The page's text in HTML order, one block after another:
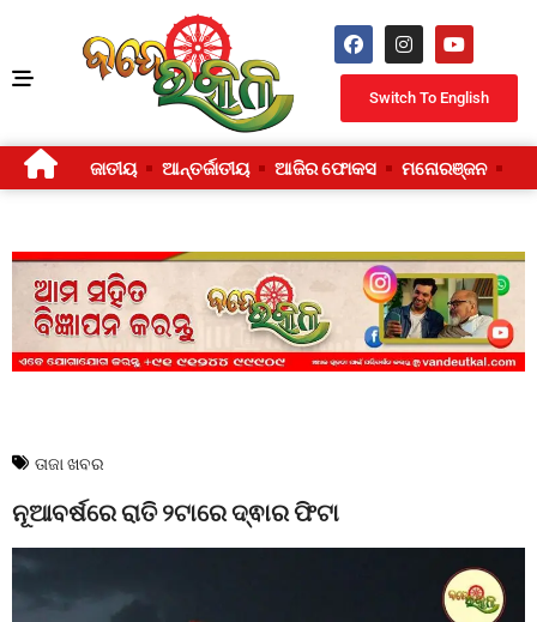
Switch To English
ଜାତୀୟ ଆନ୍ତର୍ଜାତୀୟ ଆଜିର ଫୋକସ ମନୋରଞ୍ଜନ
ତାଜା ଖବର
ନୂଆବର୍ଷରେ ରାତି ୨ଟାରେ ଦ୍ଵାର ଫିଟା